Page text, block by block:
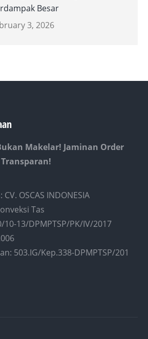
Besar
3, 2026
Makelar! Jaminan Order
OSCAS INDONESIA
Tas
10-13/DPMPTSP/PK/IV/2017
503.IG/Kep.338-DPMPTSP/201